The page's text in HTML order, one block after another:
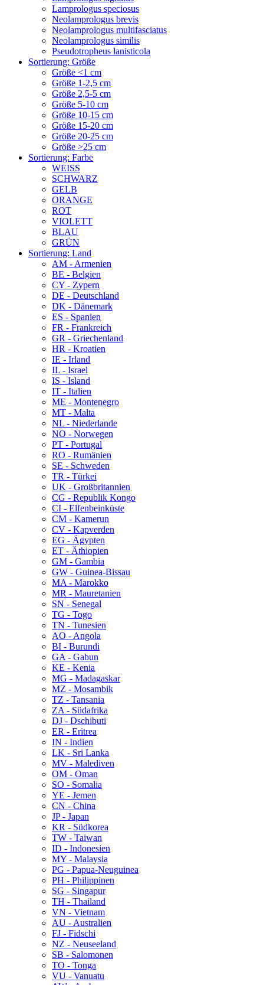
Lamprologus speciosus
Neolamprologus brevis
Neolamprologus multifasciatus
Neolamprologus similis
Pseudotropheus lanisticola
Sortierung: Größe
Größe <1 cm
Größe 1-2,5 cm
Größe 2,5-5 cm
Größe 5-10 cm
Größe 10-15 cm
Größe 15-20 cm
Größe 20-25 cm
Größe >25 cm
Sortierung: Farbe
WEISS
SCHWARZ
GELB
ORANGE
ROT
VIOLETT
BLAU
GRÜN
Sortierung: Land
AM - Armenien
BE - Belgien
CY - Zypern
DE - Deutschland
DK - Dänemark
ES - Spanien
FR - Frankreich
GR - Griechenland
HR - Kroatien
IE - Irland
IL - Israel
IS - Island
IT - Italien
ME - Montenegro
MT - Malta
NL - Niederlande
NO - Norwegen
PT - Portugal
RO - Rumänien
SE - Schweden
TR - Türkei
UK - Großbritannien
CG - Republik Kongo
CI - Elfenbeinküste
CM - Kamerun
CV - Kapverden
EG - Ägypten
ET - Äthiopien
GM - Gambia
GW - Guinea-Bissau
MA - Marokko
MR - Mauretanien
SN - Senegal
TG - Togo
TN - Tunesien
AO - Angola
BI - Burundi
GA - Gabun
KE - Kenia
MG - Madagaskar
MZ - Mosambik
TZ - Tansania
ZA - Südafrika
DJ - Dschibuti
ER - Eritrea
IN - Indien
LK - Sri Lanka
MV - Malediven
OM - Oman
SO - Somalia
YE - Jemen
CN - China
JP - Japan
KR - Südkorea
TW - Taiwan
ID - Indonesien
MY - Malaysia
PG - Papua-Neuguinea
PH - Philippinen
SG - Singapur
TH - Thailand
VN - Vietnam
AU - Australien
FJ - Fidschi
NZ - Neuseeland
SB - Salomonen
TO - Tonga
VU - Vanuatu